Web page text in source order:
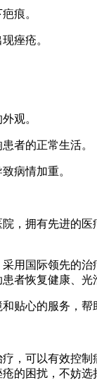
痕。
痤疮。
观。
者的正常生活。
病情加重。
，拥有先进的
用国际领先的
者恢复健康、光
贴心的服务，帮
，可以有效控
的困扰，不妨